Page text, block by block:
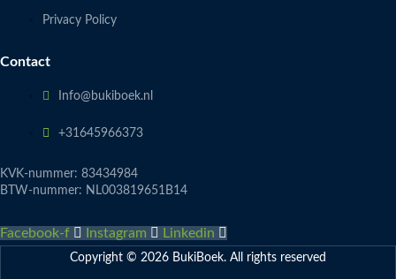
Privacy Policy
Contact
Info@bukiboek.nl
+31645966373
KVK-nummer: 83434984
BTW-nummer: NL003819651B14
Facebook-f Instagram Linkedin
Copyright © 2026 BukiBoek. All rights reserved